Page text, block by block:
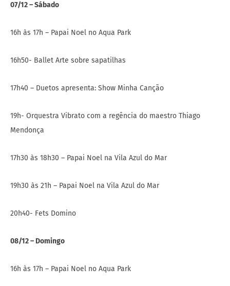
07/12 – Sábado
16h às 17h – Papai Noel no Aqua Park
16h50- Ballet Arte sobre sapatilhas
17h40 – Duetos apresenta: Show Minha Canção
19h- Orquestra Vibrato com a regência do maestro Thiago
Mendonça
17h30 às 18h30 – Papai Noel na Vila Azul do Mar
19h30 às 21h – Papai Noel na Vila Azul do Mar
20h40- Fets Domino
08/12 – Domingo
16h às 17h – Papai Noel no Aqua Park